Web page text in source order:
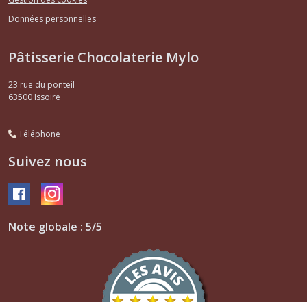
Données personnelles
Pâtisserie Chocolaterie Mylo
23 rue du ponteil
63500 Issoire
Téléphone
Suivez nous
Note globale : 5/5